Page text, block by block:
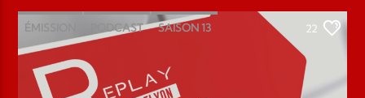
ÉMISSION PODCAST SAISON 13
STÉPHANE CHANDONNET
22